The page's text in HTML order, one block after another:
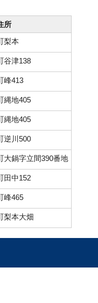
所
梨本
谷津138
峰413
縄地405
縄地405
逆川500
大鍋字立間390番地
田中152
峰465
梨本大畑